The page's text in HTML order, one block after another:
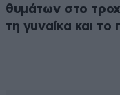
θυμάτων στο
τη γυναίκα και το